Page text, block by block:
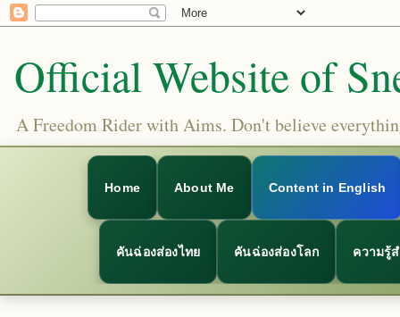
Official Website of
A Freedom Rider with Aims. Don't believe
Home About Me Content in English
คันฉ่องส่องไทย คันฉ่องส่องโลก ความรู้